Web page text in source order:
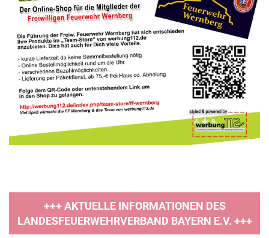
+++ AKTUELLE INFORMATIONEN DES
LANDESFEUERWEHRVERBAND BAYERN E.V. +++